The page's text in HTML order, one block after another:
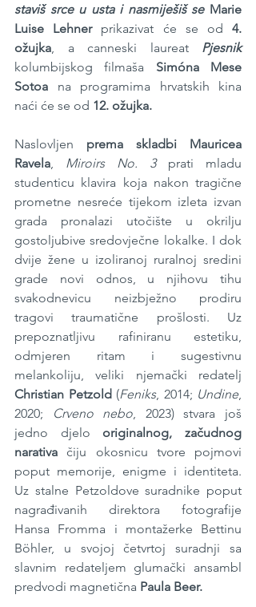
staviš srce u usta i nasmiješiš se Marie
Luise Lehner prikazivat će se od 4.
ožujka , a canneski laureat Pjesnik
kolumbijskog filmaša Simóna Mese
Sotoa na programima hrvatskih kina
naći će se od 12. ožujka.
Naslovljen prema skladbi Mauricea
Ravela
Miroirs No. 3 prati mladu
studenticu klavira koja nakon tragične
prometne nesreće tijekom izleta izvan
grada pronalazi utočište u okrilju
gostoljubive sredovječne lokalke. I dok
dvije žene u izoliranoj ruralnoj sredini
grade novi odnos, u njihovu tihu
svakodnevicu neizbježno prodiru
tragovi traumatične prošlosti. Uz
prepoznatljivu rafiniranu estetiku,
odmjeren ritam i sugestivnu
Christian Petzold (Feniks, 2014; Undine
2020;
Crveno nebo , 2023) stvara još
jedno djelo originalnog, začudnog
narativa čiju okosnicu tvore pojmovi
poput memorije, enigme i identiteta.
Uz stalne Petzoldove suradnike poput
nagrađivanih direktora fotografije
Hansa Fromma i montažerke Bettinu
Böhler, u svojoj četvrtoj suradnji sa
slavnim redateljem glumački ansambl
predvodi magnetična Paula Beer.